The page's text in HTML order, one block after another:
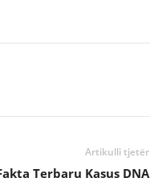
Artikulli tjetër
Terbaru Kasus DNA